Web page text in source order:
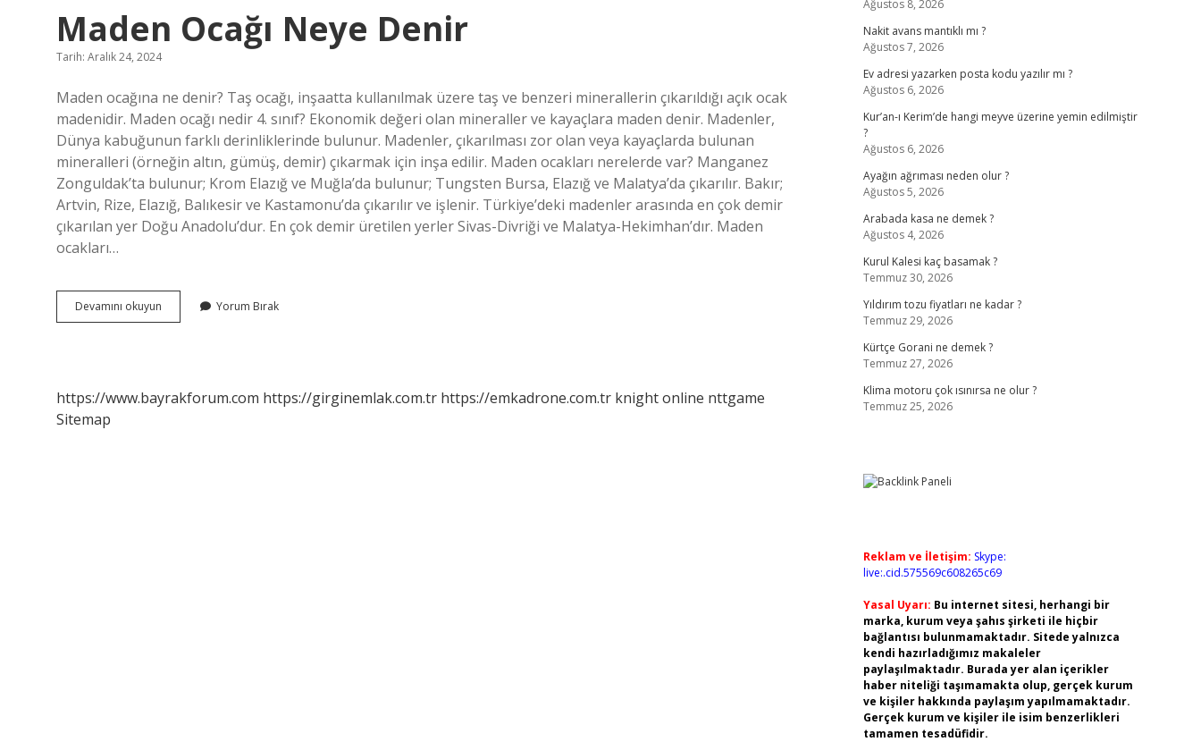
Maden Ocağı Neye Denir
Tarih: Aralık 24, 2024
Maden ocağına ne denir? Taş ocağı, inşaatta kullanılmak üzere taş ve benzeri minerallerin çıkarıldığı açık ocak
madenidir. Maden ocağı nedir 4. sınıf? Ekonomik değeri olan mineraller ve kayaçlara maden denir. Madenler,
Dünya kabuğunun farklı derinliklerinde bulunur. Madenler, çıkarılması zor olan veya kayaçlarda bulunan
mineralleri (örneğin altın, gümüş, demir) çıkarmak için inşa edilir. Maden ocakları nerelerde var? Manganez
Zonguldak’ta bulunur; Krom Elazığ ve Muğla’da bulunur; Tungsten Bursa, Elazığ ve Malatya’da çıkarılır. Bakır;
Artvin, Rize, Elazığ, Balıkesir ve Kastamonu’da çıkarılır ve işlenir. Türkiye’deki madenler arasında en çok demir
çıkarılan yer Doğu Anadolu’dur. En çok demir üretilen yerler Sivas-Divriği ve Malatya-Hekimhan’dır. Maden
ocakları…
Devamını okuyun
Ocağı
Yorum Bırak
https://www.bayrakforum.com https://girginemlak.com.tr https://emkadrone.com.tr knight online nttgame
Sitemap
Ağustos 8, 2026
Nakit avans mantıklı mı ?
Ağustos 7, 2026
Ev adresi yazarken posta kodu yazılır mı ?
Ağustos 6, 2026
Kur’an-ı Kerim’de hangi meyve üzerine yemin edilmiştir
?
Ağustos 6, 2026
Ayağın ağrıması neden olur ?
Ağustos 5, 2026
Arabada kasa ne demek ?
Ağustos 4, 2026
Kurul Kalesi kaç basamak ?
Temmuz 30, 2026
Yıldırım tozu fiyatları ne kadar ?
Temmuz 29, 2026
Kürtçe Gorani ne demek ?
Temmuz 27, 2026
Klima motoru çok ısınırsa ne olur ?
Temmuz 25, 2026
Reklam ve İletişim: Skype:
live:.cid.575569c608265c69
Yasal Uyarı: Bu internet sitesi, herhangi bir
marka, kurum veya şahıs şirketi ile hiçbir
bağlantısı bulunmamaktadır. Sitede yalnızca
kendi hazırladığımız makaleler
paylaşılmaktadır. Burada yer alan içerikler
haber niteliği taşımamakta olup, gerçek kurum
ve kişiler hakkında paylaşım yapılmamaktadır.
Gerçek kurum ve kişiler ile isim benzerlikleri
tamamen tesadüfidir.